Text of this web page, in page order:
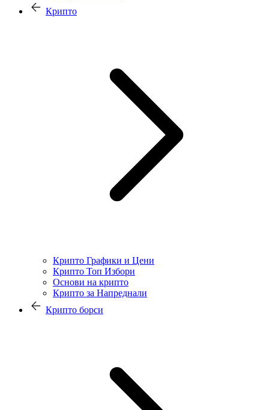
Крипто
Крипто Графики и Цени
Крипто Топ Избори
Основи на крипто
Крипто за Напреднали
Крипто борси